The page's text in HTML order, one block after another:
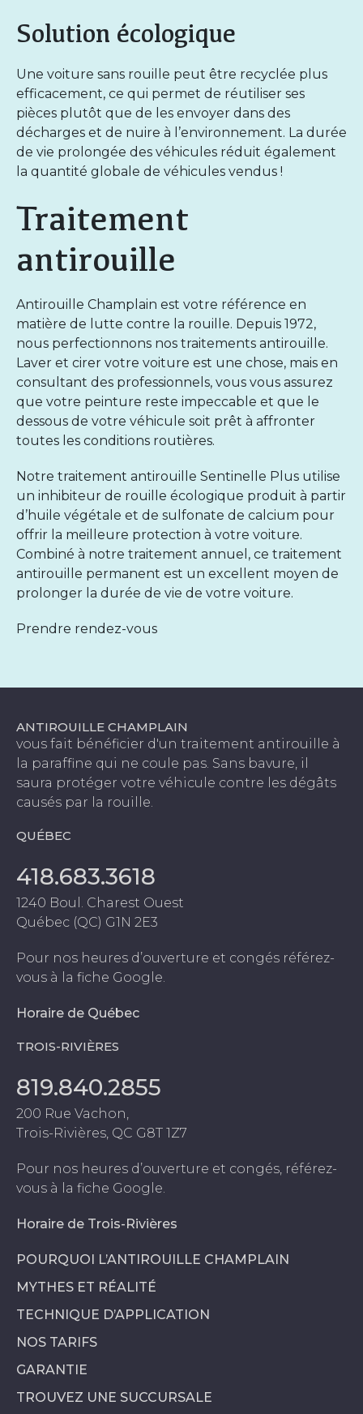
Solution écologique
Une voiture sans rouille peut être recyclée plus
efficacement, ce qui permet de réutiliser ses
pièces plutôt que de les envoyer dans des
décharges et de nuire à l’environnement. La durée
de vie prolongée des véhicules réduit également
la quantité globale de véhicules vendus !
Traitement
antirouille
Antirouille Champlain est votre référence en
matière de lutte contre la rouille. Depuis 1972,
nous perfectionnons nos traitements antirouille.
Laver et cirer votre voiture est une chose, mais en
consultant des professionnels, vous vous assurez
que votre peinture reste impeccable et que le
dessous de votre véhicule soit prêt à affronter
toutes les conditions routières.
Notre traitement antirouille Sentinelle Plus utilise
un inhibiteur de rouille écologique produit à partir
d’huile végétale et de sulfonate de calcium pour
offrir la meilleure protection à votre voiture.
Combiné à notre traitement annuel, ce traitement
antirouille permanent est un excellent moyen de
prolonger la durée de vie de votre voiture.
Prendre rendez-vous
ANTIROUILLE CHAMPLAIN
vous fait bénéficier d'un traitement antirouille à
la paraffine qui ne coule pas. Sans bavure, il
saura protéger votre véhicule contre les dégâts
causés par la rouille.
QUÉBEC
418.683.3618
1240 Boul. Charest Ouest
Québec (QC) G1N 2E3
Pour nos heures d’ouverture et congés référez-
vous à la fiche Google.
Horaire de Québec
TROIS-RIVIÈRES
819.840.2855
200 Rue Vachon,
Trois-Rivières, QC G8T 1Z7
Pour nos heures d’ouverture et congés, référez-
vous à la fiche Google.
Horaire de Trois-Rivières
POURQUOI L’ANTIROUILLE CHAMPLAIN
MYTHES ET RÉALITÉ
TECHNIQUE D’APPLICATION
NOS TARIFS
GARANTIE
TROUVEZ UNE SUCCURSALE